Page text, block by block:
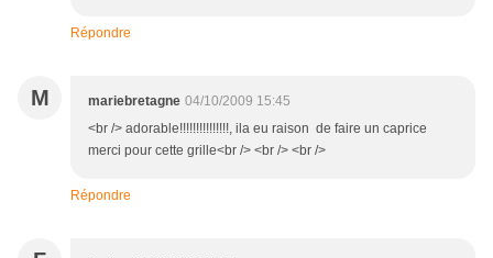
Répondre
M mariebretagne 04/10/2009 15:45
<br /> adorable!!!!!!!!!!!!!!!, ila eu raison de faire un caprice
merci pour cette grille<br /> <br /> <br />
Répondre